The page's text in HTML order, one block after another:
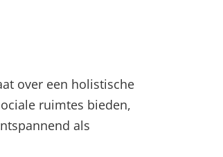
over een holistische
ruimtes bieden,
als